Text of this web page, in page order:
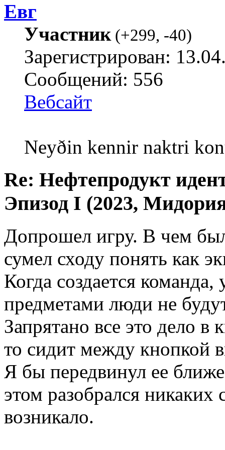
Евг
Участник(+299, -40)
Зарегистрирован:
Сообщений: 556
Вебсайт
Neyðin kennir naktri
Re: Нефтепродукт
Эпизод I (2023,
Допрошел игру. В чем
сумел сходу понять как
Когда создается
предметами люди не
Запрятано все это дело в
то сидит между кнопкой
Я бы передвинул ее
этом разобрался
возникало.